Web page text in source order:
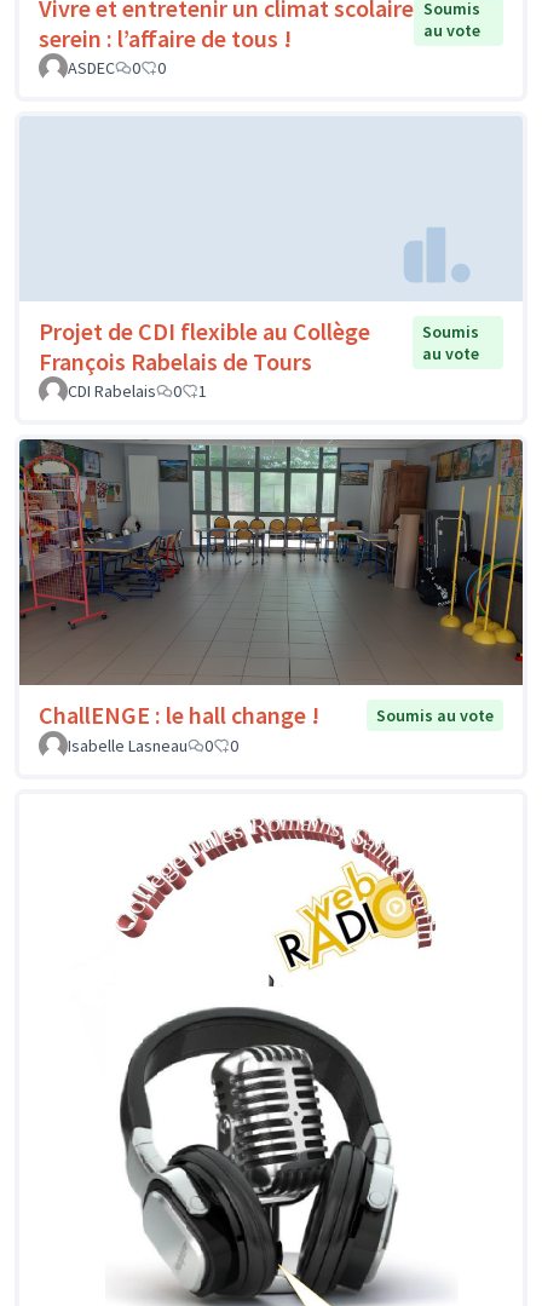
Vivre et entretenir un climat scolaire
serein : l’affaire de tous !
Soumis
au vote
ASDEC
0 0
Projet de CDI flexible au Collège
François Rabelais de Tours
Soumis
au vote
CDI Rabelais
0 1
ChallENGE : le hall change !
Soumis au vote
Isabelle Lasneau
0 0